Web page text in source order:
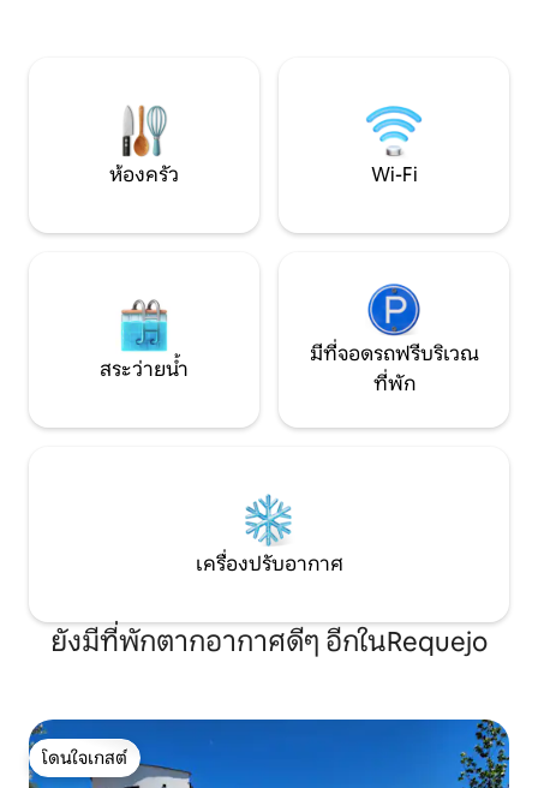
Camino de Santiago de Invierno เพียงไม่กี่
เมตร เข้าร่วมกับเราใน IG: @ 7_muras
ห้องครัว Wi-Fi
สระว่ายน้ำ
มีที่จอดรถฟรีบริเวณ
ที่พัก
เครื่องปรับอากาศ
ยังมีที่พักตากอากาศดีๆ อีกในRequejo
โดนใจเกสต์
โดนใจเกสต์